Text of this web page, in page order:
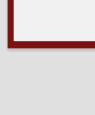
(47) 3446 1549 (Recepção)
(47) 99270 6426 (Vendas)